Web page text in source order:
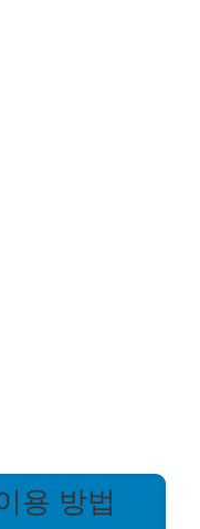
용 방법